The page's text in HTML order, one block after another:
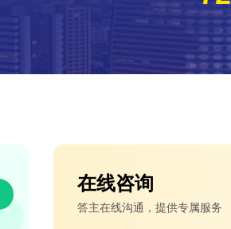
在线咨询
答主在线沟通，提供专属服务